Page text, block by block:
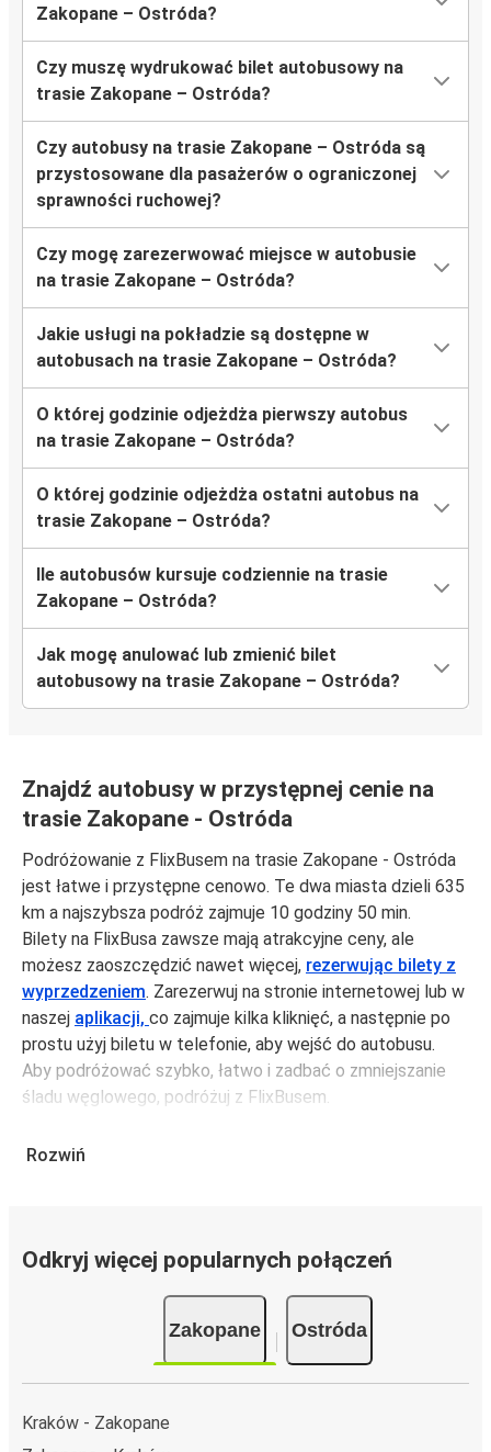
Zakopane – Ostróda?
Czy muszę wydrukować bilet autobusowy na
trasie Zakopane – Ostróda?
Czy autobusy na trasie Zakopane – Ostróda są
przystosowane dla pasażerów o ograniczonej
sprawności ruchowej?
Czy mogę zarezerwować miejsce w autobusie
na trasie Zakopane – Ostróda?
Jakie usługi na pokładzie są dostępne w
autobusach na trasie Zakopane – Ostróda?
O której godzinie odjeżdża pierwszy autobus
na trasie Zakopane – Ostróda?
O której godzinie odjeżdża ostatni autobus na
trasie Zakopane – Ostróda?
Ile autobusów kursuje codziennie na trasie
Zakopane – Ostróda?
Jak mogę anulować lub zmienić bilet
autobusowy na trasie Zakopane – Ostróda?
Znajdź autobusy w przystępnej cenie na
trasie Zakopane - Ostróda
Podróżowanie z FlixBusem na trasie Zakopane - Ostróda
jest łatwe i przystępne cenowo. Te dwa miasta dzieli 635
km a najszybsza podróż zajmuje 10 godziny 50 min.
Bilety na FlixBusa zawsze mają atrakcyjne ceny, ale
możesz zaoszczędzić nawet więcej, rezerwując bilety z
wyprzedzeniem. Zarezerwuj na stronie internetowej lub w
naszej aplikacji, co zajmuje kilka kliknięć, a następnie po
prostu użyj biletu w telefonie, aby wejść do autobusu.
Aby podróżować szybko, łatwo i zadbać o zmniejszanie
śladu węglowego, podróżuj z FlixBusem.
autobusowym; 69 połączeniami do innych miast i
Miejsce przyjazdu: Ostróda
Ostróda – przyjeżdżasz tu pierwszy raz? Oto wszystko,
co musisz wiedzieć:
Rozwiń
Odkryj więcej popularnych połączeń
Zakopane Ostróda
Kraków - Zakopane